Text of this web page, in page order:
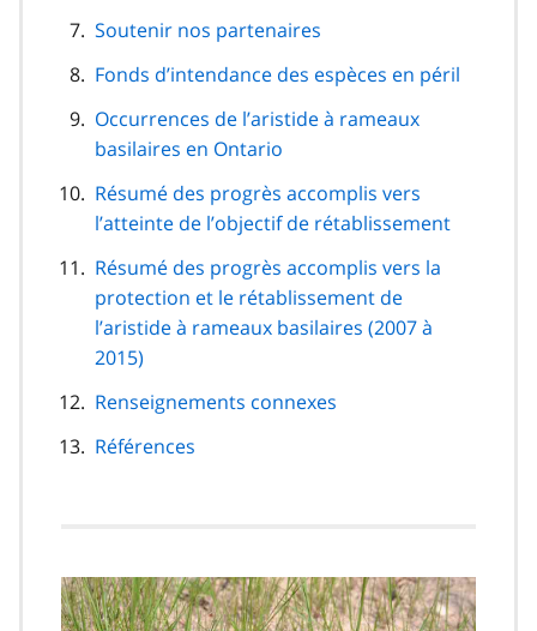
Soutenir nos partenaires
Fonds d’intendance des espèces en péril
Occurrences de l’aristide à rameaux
basilaires en Ontario
Résumé des progrès accomplis vers
l’atteinte de l’objectif de rétablissement
Résumé des progrès accomplis vers la
protection et le rétablissement de
l’aristide à rameaux basilaires (2007 à
2015)
Renseignements connexes
Références